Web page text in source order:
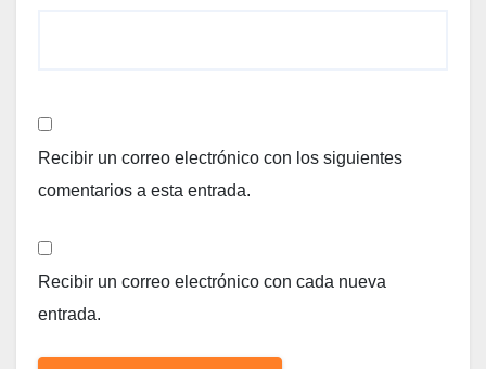
Recibir un correo electrónico con los siguientes
comentarios a esta entrada.
Recibir un correo electrónico con cada nueva
entrada.